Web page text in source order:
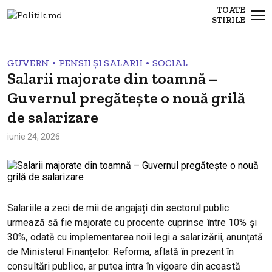
TOATE
STIRILE
GUVERN • PENSII ȘI SALARII • SOCIAL
Salarii majorate din toamnă –
Guvernul pregătește o nouă grilă
de salarizare
iunie 24, 2026
Salariile a zeci de mii de angajați din sectorul public
urmează să fie majorate cu procente cuprinse între 10% și
30%, odată cu implementarea noii legi a salarizării, anunțată
de Ministerul Finanțelor. Reforma, aflată în prezent în
consultări publice, ar putea intra în vigoare din această